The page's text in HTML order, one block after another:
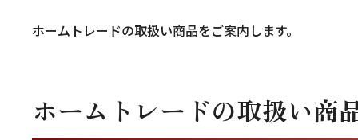
ホームトレードの取扱い商品をご案内します。
ホームトレードの取扱い商